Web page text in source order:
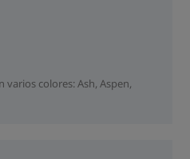
varios colores: Ash, Aspen,